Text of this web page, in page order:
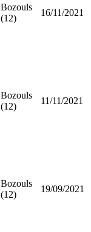
Bozouls
(12)
16/11/2021
Bozouls
(12)
11/11/2021
Bozouls
(12)
19/09/2021